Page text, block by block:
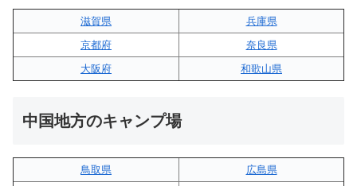
滋賀県
兵庫県
京都府
奈良県
大阪府
和歌山県
中国地方のキャンプ場
鳥取県
広島県